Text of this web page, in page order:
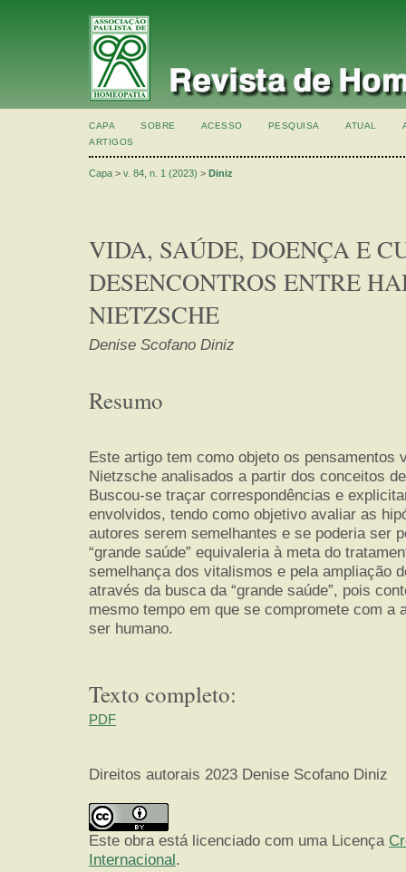
CAPA SOBRE ACESSO PESQUISA ATUAL
ARTIGOS
Capa > v. 84, n. 1 (2023) > Diniz
VIDA, SAÚDE, DOENÇA E
DESENCONTROS ENTRE
NIETZSCHE
Denise Scofano Diniz
Resumo
Este artigo tem como objeto os pensamentos
Nietzsche analisados a partir dos conceitos
Buscou-se traçar correspondências e
envolvidos, tendo como objetivo avaliar as
autores serem semelhantes e se poderia ser
“grande saúde” equivaleria à meta do
semelhança dos vitalismos e pela ampliação
através da busca da “grande saúde”, pois
mesmo tempo em que se compromete com a
ser humano.
Texto completo:
PDF
Direitos autorais 2023 Denise Scofano Diniz
Este obra está licenciado com uma Licença
Internacional.